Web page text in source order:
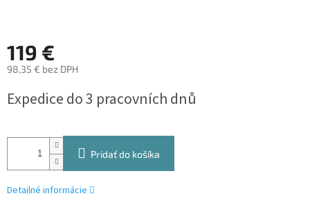
119 €
98,35 € bez DPH
cena:
Expedice do 3 pracovních dnů
Pridať do košíka
Detailné informácie